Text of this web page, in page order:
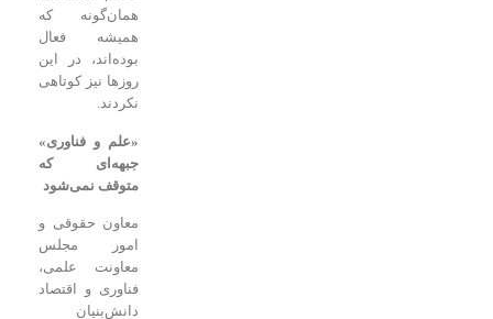
همان‌گونه که
همیشه فعال
بوده‌اند، در این
روزها نیز کوتاهی
«علم و فناوری»
جبهه‌ای که
متوقف نمی‌شود
معاون حقوقی و
امور مجلس
معاونت علمی،
فناوری و اقتصاد